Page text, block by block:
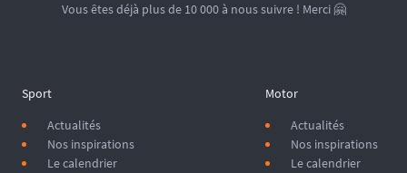
Vous êtes déjà plus de 10 000 à nous suivre ! Merci 🤗
Sport
Actualités
Nos inspirations
Le calendrier
Motor
Actualités
Nos inspirations
Le calendrier